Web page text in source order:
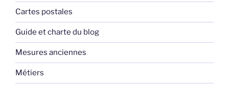
Cartes postales
Guide et charte du blog
Mesures anciennes
Métiers